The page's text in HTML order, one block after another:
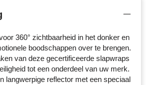
360° zichtbaarheid in het donker en
boodschappen over te brengen.
van deze gecertificeerde slapwraps
tot een onderdeel van uw merk.
langwerpige reflector met een speciaal